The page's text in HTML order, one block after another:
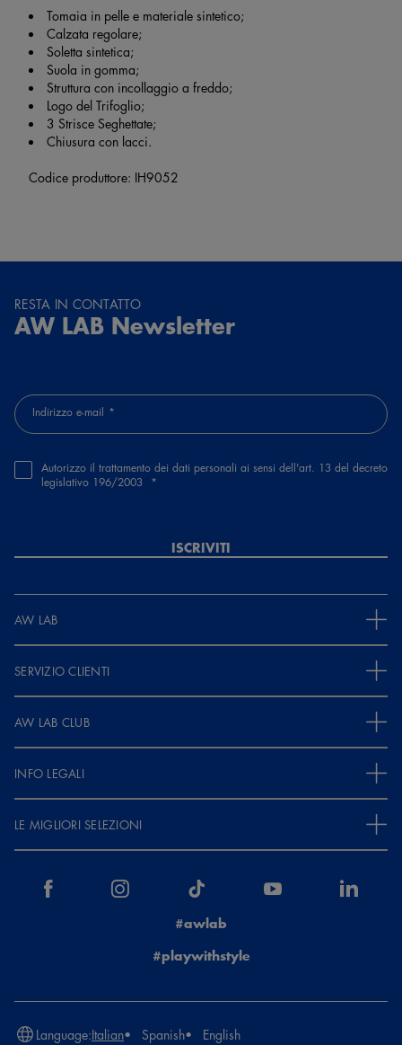
Tomaia in pelle e materiale sintetico;
Calzata regolare;
Soletta sintetica;
Suola in gomma;
Struttura con incollaggio a freddo;
Logo del Trifoglio;
3 Strisce Seghettate;
Chiusura con lacci.
Codice produttore: IH9052
RESTA IN CONTATTO
AW LAB Newsletter
Indirizzo e-mail
Autorizzo il trattamento dei dati personali ai sensi dell'art. 13 del decreto
legislativo 196/2003
ISCRIVITI
AW LAB
SERVIZIO CLIENTI
AW LAB CLUB
INFO LEGALI
LE MIGLIORI SELEZIONI
#awlab
#playwithstyle
Language:Italian Spanish English